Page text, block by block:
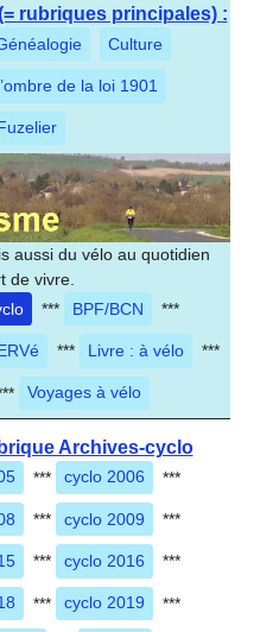
rubriques principales) :
Culture
de la loi 1901
aussi du vélo au quotidien
de vivre.
*** BPF/BCN ***
*** Livre : à vélo ***
Voyages à vélo
Archives-cyclo
*** cyclo 2006 ***
*** cyclo 2009 ***
*** cyclo 2016 ***
*** cyclo 2019 ***